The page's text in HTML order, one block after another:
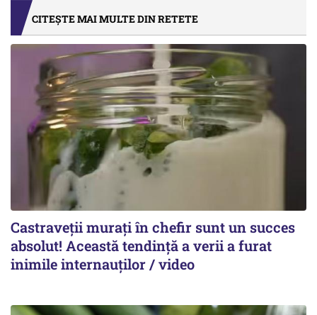
CITEȘTE MAI MULTE DIN RETETE
Castraveții murați în chefir sunt un succes
absolut! Această tendință a verii a furat
inimile internauților / video